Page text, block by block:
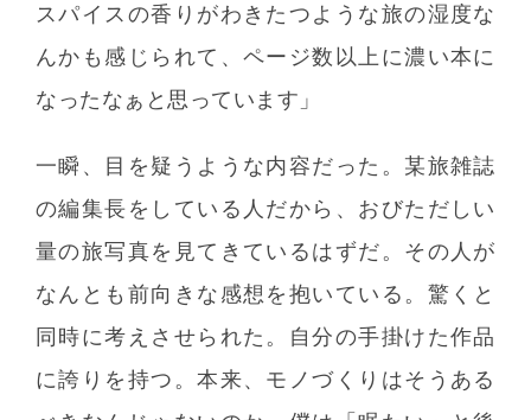
スパイスの香りがわきたつような旅の湿度な
んかも感じられて、ページ数以上に濃い本に
なったなぁと思っています」
一瞬、目を疑うような内容だった。某旅雑誌
の編集長をしている人だから、おびただしい
量の旅写真を見てきているはずだ。その人が
なんとも前向きな感想を抱いている。驚くと
同時に考えさせられた。自分の手掛けた作品
に誇りを持つ。本来、モノづくりはそうある